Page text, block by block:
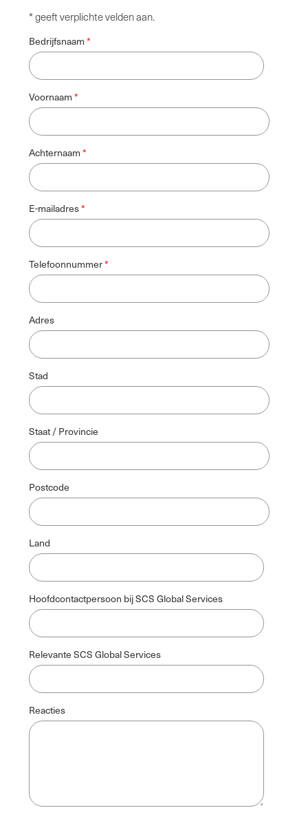
* geeft verplichte velden aan.
Bedrijfsnaam
Voornaam
Achternaam
E-mailadres
Telefoonnummer
Adres
Stad
Staat / Provincie
Postcode
Land
Hoofdcontactpersoon bij SCS Global Services
Relevante SCS Global Services
Reacties